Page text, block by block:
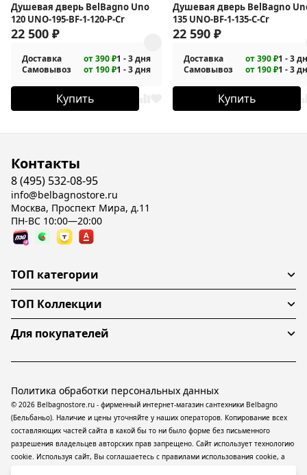
Душевая дверь BelBagno Uno
120 UNO-195-BF-1-120-P-Cr
22 500 ₽
Доставка от 390 ₽1 - 3 дня
Самовывоз
от 190 ₽1 - 3 дня
Купить
Душевая дверь BelBagno
135 UNO-BF-1-135-C-Cr
22 590 ₽
Доставка от 390 ₽1 - 3
Самовывоз
от 190 ₽1 - 3
Купить
Контакты
8 (495) 532-08-95
info@belbagnostore.ru
Москва, Проспект Мира, д.11
ПН-ВС 10:00—20:00
ТОП категории
ТОП Коллекции
Для покупателей
© 2026 Belbagnostore.ru - фирменный интернет-магазин сантехники Belbagno
(Бельбаньо). Наличие и цены уточняйте у наших операторов. Копирование всех
составляющих частей сайта в какой бы то ни было форме без письменного
разрешения владельцев авторских прав запрещено. Сайт использует технологию
cookie. Используя сайт, Вы соглашаетесь с правилами использования cookie, а
Политика обработки персональных данных